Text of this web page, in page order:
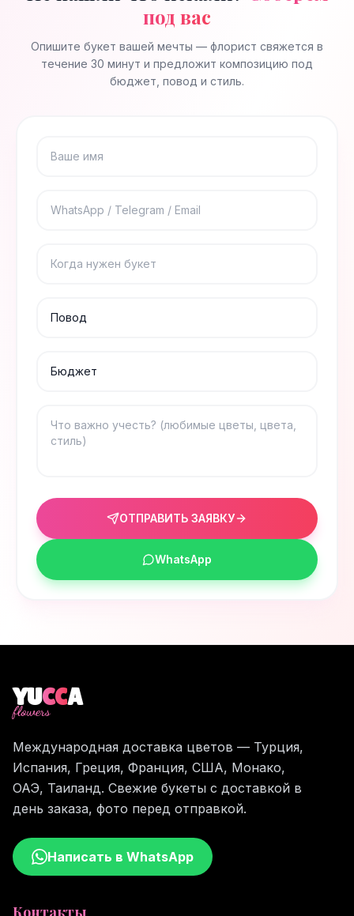
под вас
Опишите букет вашей мечты — флорист свяжется в
течение 30 минут и предложит композицию под
бюджет, повод и стиль.
ОТПРАВИТЬ ЗАЯВКУ
WhatsApp
YUCCA
flowers
Международная доставка цветов — Турция,
Испания, Греция, Франция, США, Монако,
ОАЭ, Таиланд. Свежие букеты с доставкой в
день заказа, фото перед отправкой.
Написать в WhatsApp
Контакты